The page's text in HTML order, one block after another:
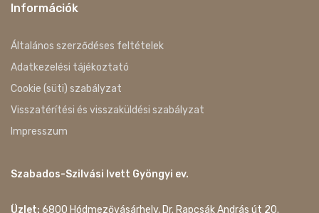
Információk
Általános szerződéses feltételek
Adatkezelési tájékoztató
Cookie (süti) szabályzat
Visszatérítési és visszaküldési szabályzat
Impresszum
Szabados-Szilvási Ivett Gyöngyi ev.
Üzlet: 6800 Hódmezővásárhely, Dr. Rapcsák András út 20.